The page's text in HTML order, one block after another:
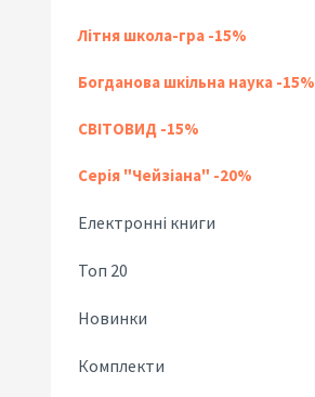
Літня школа-гра -15%
Богданова шкільна наука -15%
СВІТОВИД -15%
Серія "Чейзіана" -20%
Електронні книги
Топ 20
Новинки
Комплекти